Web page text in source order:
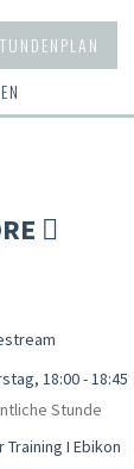
18:00 - 18:45
Stunde
I Ebikon